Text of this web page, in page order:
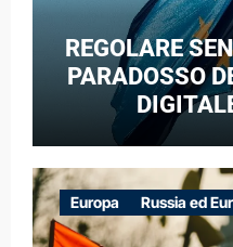
REGOLARE
PARADOSSO
Europa Russia ed